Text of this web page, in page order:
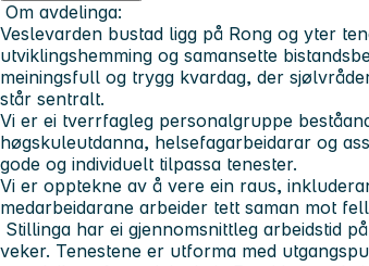
Om avdelinga:
Veslevarden bustad ligg på Rong og yter
utviklingshemming og samansette
meiningsfull og trygg kvardag, der
står sentralt.
Vi er ei tverrfagleg personalgruppe
høgskuleutdanna, helsefagarbeidarar og
gode og individuelt tilpassa tenester.
Vi er opptekne av å vere ein raus,
medarbeidarane arbeider tett saman mot
Stillinga har ei gjennomsnittleg arbeidstid
veker. Tenestene er utforma med